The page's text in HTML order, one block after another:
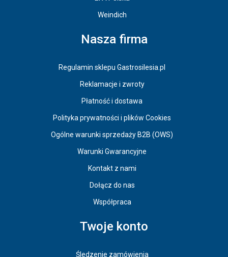
Weindich
Nasza firma
Regulamin sklepu Gastrosilesia.pl
Reklamacje i zwroty
Płatność i dostawa
Polityka prywatności i plików Cookies
Ogólne warunki sprzedaży B2B (OWS)
Warunki Gwarancyjne
Kontakt z nami
Dołącz do nas
Współpraca
Twoje konto
Śledzenie zamówienia